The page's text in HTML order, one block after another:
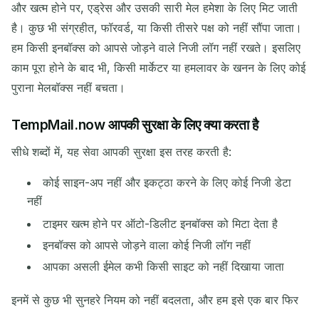
और खत्म होने पर, एड्रेस और उसकी सारी मेल हमेशा के लिए मिट जाती
है। कुछ भी संग्रहीत, फॉरवर्ड, या किसी तीसरे पक्ष को नहीं सौंपा जाता।
हम किसी इनबॉक्स को आपसे जोड़ने वाले निजी लॉग नहीं रखते। इसलिए
काम पूरा होने के बाद भी, किसी मार्केटर या हमलावर के खनन के लिए कोई
पुराना मेलबॉक्स नहीं बचता।
TempMail.now आपकी सुरक्षा के लिए क्या करता है
सीधे शब्दों में, यह सेवा आपकी सुरक्षा इस तरह करती है:
कोई साइन-अप नहीं और इकट्ठा करने के लिए कोई निजी डेटा
नहीं
टाइमर खत्म होने पर ऑटो-डिलीट इनबॉक्स को मिटा देता है
इनबॉक्स को आपसे जोड़ने वाला कोई निजी लॉग नहीं
आपका असली ईमेल कभी किसी साइट को नहीं दिखाया जाता
इनमें से कुछ भी सुनहरे नियम को नहीं बदलता, और हम इसे एक बार फिर